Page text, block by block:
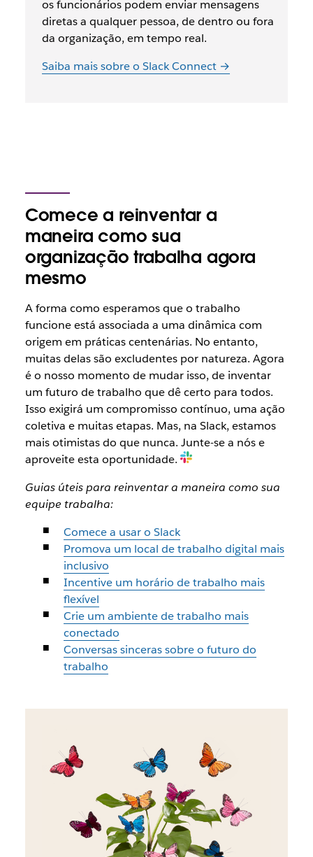
os funcionários podem enviar mensagens
diretas a qualquer pessoa, de dentro ou fora
da organização, em tempo real.
Saiba mais sobre o Slack Connect →
Comece a reinventar a
maneira como sua
organização trabalha agora
mesmo
A forma como esperamos que o trabalho
funcione está associada a uma dinâmica com
origem em práticas centenárias. No entanto,
muitas delas são excludentes por natureza. Agora
é o nosso momento de mudar isso, de inventar
um futuro de trabalho que dê certo para todos.
Isso exigirá um compromisso contínuo, uma ação
coletiva e muitas etapas. Mas, na Slack, estamos
mais otimistas do que nunca. Junte-se a nós e
aproveite esta oportunidade.
Guias úteis para reinventar a maneira como sua
equipe trabalha:
Comece a usar o Slack
Promova um local de trabalho digital mais
inclusivo
Incentive um horário de trabalho mais
flexível
Crie um ambiente de trabalho mais
conectado
Conversas sinceras sobre o futuro do
trabalho